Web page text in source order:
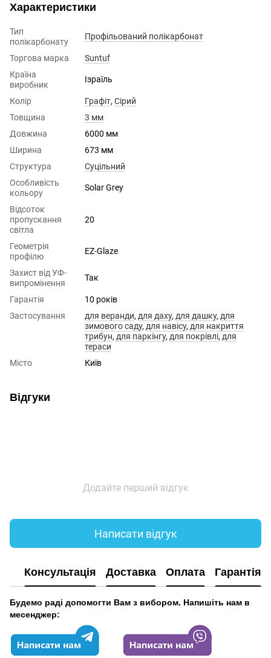
Характеристики
Тип
полікарбонату
Профільований полікарбонат
Торгова марка
Suntuf
Країна
виробник
Ізраїль
Колір Графіт,Сірий
Товщина
3 мм
Довжина
6000 мм
Ширина
673 мм
Структура
Суцільний
Особливість
кольору
Solar Grey
Відсоток
пропускання
світла
20
Геометрія
профілю
EZ-Glaze
Захист від УФ-
випромінення
Так
Гарантія
10 років
Застосування
для веранди,для даху,для дашку,для
зимового саду,для навісу,для накриття
трибун,для паркінгу,для покрівлі,для
тераси
Місто
Київ
Відгуки
Додайте перший відгук
Написати відгук
Консультація Доставка Оплата Гарантія
Будемо раді допомогти Вам з вибором. Напишіть нам в
месенджер: